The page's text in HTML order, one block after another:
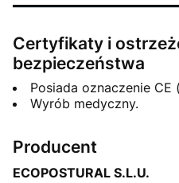
Certyfikaty i
bezpieczeństwa
Posiada oznaczenie
Wyrób medyczny.
Producent
ECOPOSTURAL S.L.U.